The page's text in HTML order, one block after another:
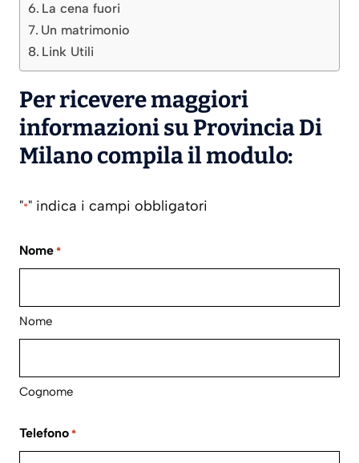
La cena fuori
Un matrimonio
Link Utili
Per ricevere maggiori
informazioni su Provincia Di
Milano compila il modulo:
"*" indica i campi obbligatori
Nome *
Nome
Cognome
Telefono *